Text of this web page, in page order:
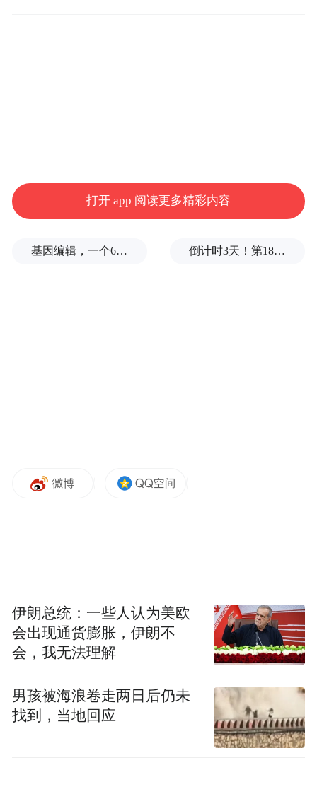
色，反映了香港作为全球金融中心的吸引
力。在全球地缘政治风险升级的环境下，我
打开 app 阅读更多精彩内容
基因编辑，一个6岁女孩之死 倒计时3天！第18届影响世界华人盛典即将启幕
伊朗总统：一些人认为美欧
会出现通货膨胀，伊朗不
会，我无法理解
男孩被海浪卷走两日后仍未
找到，当地回应